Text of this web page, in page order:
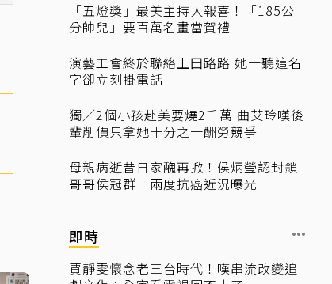
「五燈獎」最美主持人報喜！「185公
分帥兒」要百萬名畫當賀禮
演藝工會終於聯絡上田路路 她一聽這名
字卻立刻掛電話
獨／2個小孩赴美要燒2千萬 曲艾玲嘆後
輩削價只拿她十分之一酬勞競爭
母親病逝昔日家醜再掀！侯炳瑩認封鎖
哥哥侯冠群 兩度抗癌近況曝光
即時
賈靜雯懷念老三台時代！嘆串流改變追